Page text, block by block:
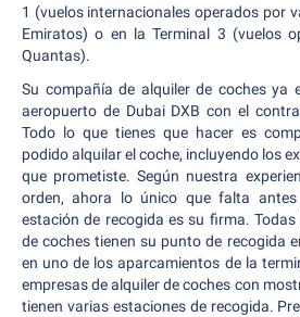
1 (vuelos internacionales operados por
Emiratos) o en la Terminal 3 (vuelos
Quantas).
Su compañía de alquiler de coches ya
aeropuerto de Dubai DXB con el
Todo lo que tienes que hacer es
podido alquilar el coche, incluyendo los
que prometiste. Según nuestra
orden, ahora lo único que falta
estación de recogida es su firma.
de coches tienen su punto de recogida
en uno de los aparcamientos de la
empresas de alquiler de coches con
tienen varias estaciones de recogida.